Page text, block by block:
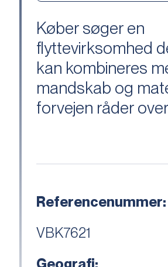
Køber søger en
flyttevirksomhed
kan kombineres
mandskab og
forvejen råder
Referencenummer:
VBK7621